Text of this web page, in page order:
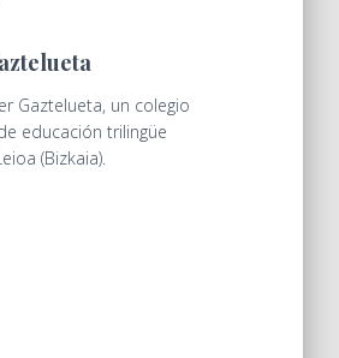
Gaztelueta, un colegio
educación trilingüe
(Bizkaia).